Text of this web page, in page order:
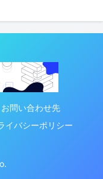
お問い合わせ先
イバシーポリシー